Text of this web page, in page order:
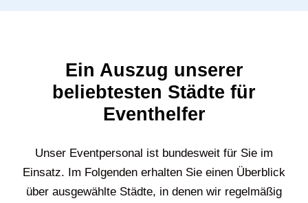
Ein Auszug unserer
beliebtesten Städte für
Eventhelfer
Unser Eventpersonal ist bundesweit für Sie im
Einsatz. Im Folgenden erhalten Sie einen Überblick
über ausgewählte Städte, in denen wir regelmäßig